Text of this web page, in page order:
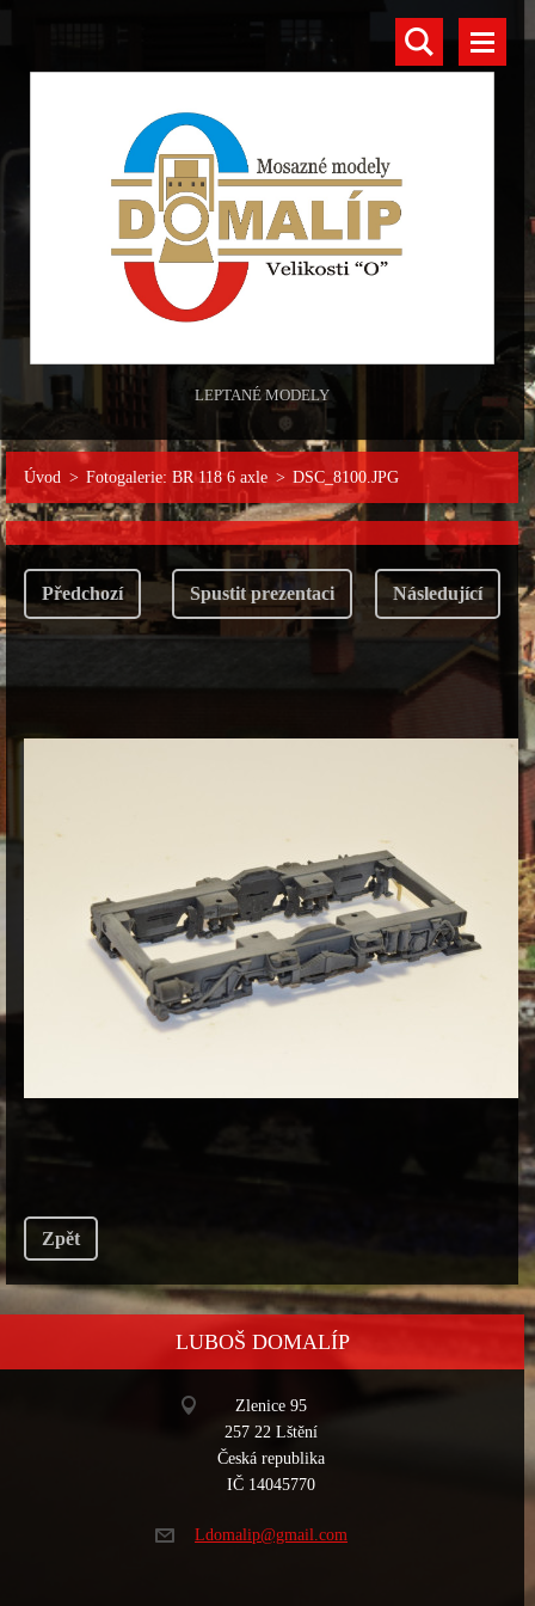
LEPTANÉ MODELY
Úvod > Fotogalerie: BR 118 6 axle > DSC_8100.JPG
Předchozí Spustit prezentaci Následující
Zpět
LUBOŠ DOMALÍP
Zlenice 95
257 22 Lštění
Česká republika
IČ 14045770
Ldomalip@gmail.com